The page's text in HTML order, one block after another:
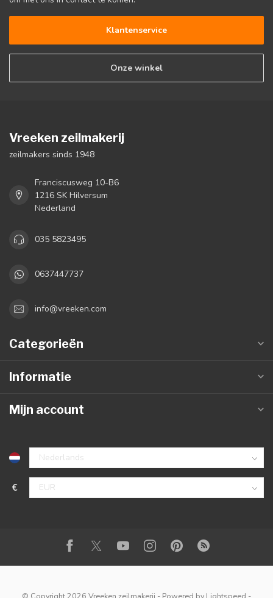
Klantenservice
Onze winkel
Vreeken zeilmakerij
zeilmakers sinds 1948
Franciscusweg 10-B6
1216 SK Hilversum
Nederland
035 5823495
0637447737
info@vreeken.com
Categorieën
Informatie
Mijn account
€
© Copyright 2026 Vreeken zeilmakerij - Powered by Lightspeed -